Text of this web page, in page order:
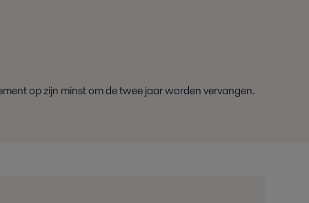
op zijn minstom de twee jaar worden vervangen.